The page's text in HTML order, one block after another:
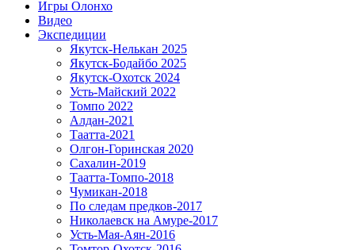
Игры Олонхо
Видео
Экспедиции
Якутск-Нелькан 2025
Якутск-Бодайбо 2025
Якутск-Охотск 2024
Усть-Майский 2022
Томпо 2022
Алдан-2021
Таатта-2021
Олгон-Горинская 2020
Сахалин-2019
Таатта-Томпо-2018
Чумикан-2018
По следам предков-2017
Николаевск на Амуре-2017
Усть-Мая-Аян-2016